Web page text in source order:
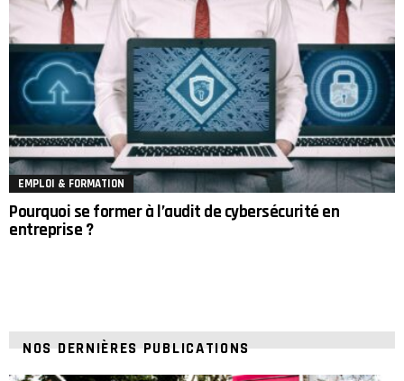
EMPLOI & FORMATION
Pourquoi se former à l’audit de cybersécurité en
entreprise ?
NOS DERNIÈRES PUBLICATIONS